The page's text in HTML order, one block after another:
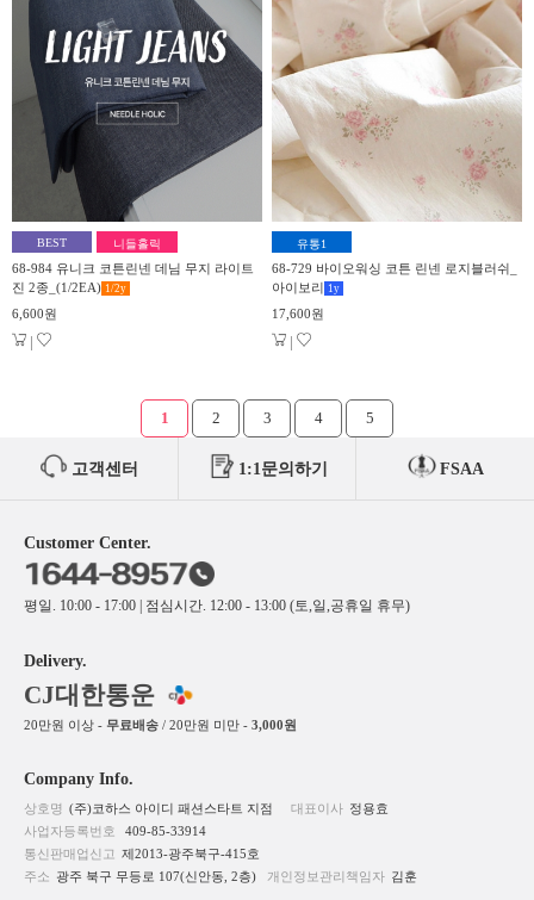
BEST 니들홀릭
68-984 유니크 코튼린넨 데님 무지 라이트
진 2종_(1/2EA) 1/2y
6,600원
|
유통1
68-729 바이오워싱 코튼 린넨 로지블러쉬_
아이보리 1 y
17,600원
|
1 2 3 4 5
고객센터 1:1문의하기 FSAA
Customer Center.
평일. 10:00 - 17:00 | 점심시간. 12:00 - 13:00 (토,일,공휴일 휴무)
Delivery.
CJ대한통운
20만원 이상 - 무료배송 / 20만원 미만 - 3,000원
Company Info.
상호명 (주)코하스 아이디 패션스타트 지점 대표이사 정용효
사업자등록번호
409-85-33914
통신판매업신고 제2013-광주북구-415호
주소 광주 북구 무등로 107(신안동, 2층) 개인정보관리책임자 김훈